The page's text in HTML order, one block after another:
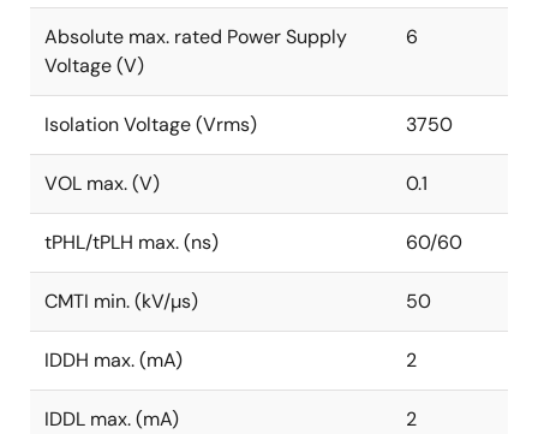
Absolute max. rated Power Supply
Voltage (V)
6
Isolation Voltage (Vrms) 3750
VOL max. (V) 0.1
tPHL/tPLH max. (ns) 60/60
CMTI min. (kV/µs) 50
IDDH max. (mA) 2
IDDL max. (mA) 2